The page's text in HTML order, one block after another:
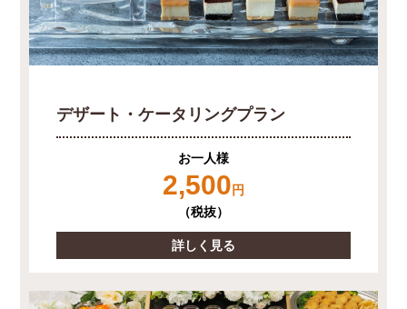
デザート・ケータリングプラン
お一人様
2,500 円
（税抜）
詳しく見る